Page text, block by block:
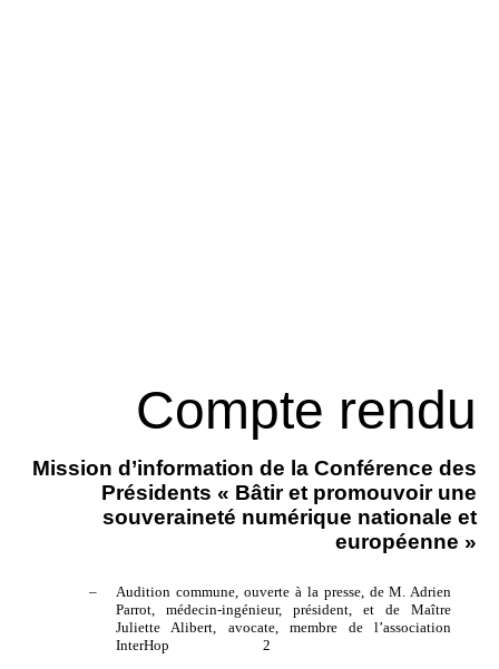
Compte rendu
Mission d’information de la Conférence des
Présidents « Bâtir et promouvoir une
souveraineté numérique nationale et
européenne »
–
Audition commune, ouverte à la presse, de M. Adrien
Parrot, médecin-ingénieur, président, et de Maître
Juliette Alibert, avocate, membre de l’association
InterHop
2